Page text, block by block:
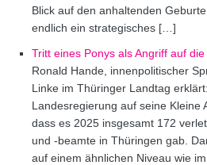
Blick auf den anhaltenden
endlich ein strategisches […]
Tritt eines Ponys als Angriff auf
Ronald Hande, innenpolitischer
Linke im Thüringer Landtag
Landesregierung auf seine Kleine
dass es 2025 insgesamt 172
und -beamte in Thüringen gab.
auf einem ähnlichen Niveau wie